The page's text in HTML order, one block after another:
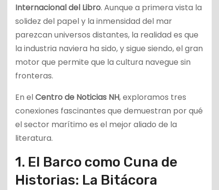
Internacional del Libro. Aunque a primera vista la
solidez del papel y la inmensidad del mar
parezcan universos distantes, la realidad es que
la industria naviera ha sido, y sigue siendo, el gran
motor que permite que la cultura navegue sin
fronteras.
En elCentro de Noticias NH, exploramos tres
conexiones fascinantes que demuestran por qué
el sector marítimo es el mejor aliado de la
literatura.
1. El Barco como Cuna de
Historias: La Bitácora